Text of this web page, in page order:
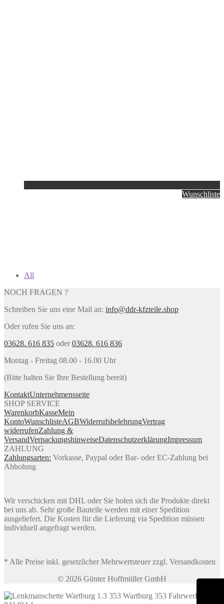
Wunschliste
All
NOCH FRAGEN ?
Schreiben Sie uns eine Mail an: info@ddr-kfzteile.shop
Oder rufen Sie uns an:
03628. 616 835 oder03628. 616 836
Montag - Freitag 08.00 - 16.00 Uhr
(Bitte halten Sie Ihre Bestellung bereit)
KontaktUnternehmensseite
SHOP SERVICE
WarenkorbKasseMein
KontoWunschlisteAGBWiderrufsbelehrungVertrag
widerrufenZahlung &
VersandVerpackungshinweiseDatenschutzerklärungImpressum
ZAHLUNG
Zahlungsarten: Vorkasse, Paypal oder Bar- oder EC-Zahlung bei
Abholung
Wir verschicken mit DHL oder Sie holen sich die Produkte direkt
bei uns ab. Sehr große Bauteile werden mit einer Spedition
ausgeliefert. Die Kosten für die Lieferung via Spedition müssen
individuell angefragt werden.
* Alle Preise inkl. gesetzlicher Mehrwertsteuer zzgl. Versandkosten
© 2026 Günter Hoffmüller GmbH